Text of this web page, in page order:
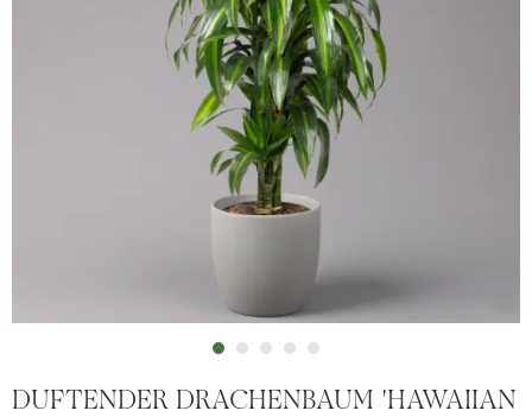
DUFTENDER DRACHENBAUM 'HAWAIIAN